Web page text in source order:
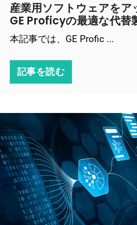
産業用ソフトウェアをア
GE Proficyの最適な代替
本記事では、GE Profic ...
記事を読む